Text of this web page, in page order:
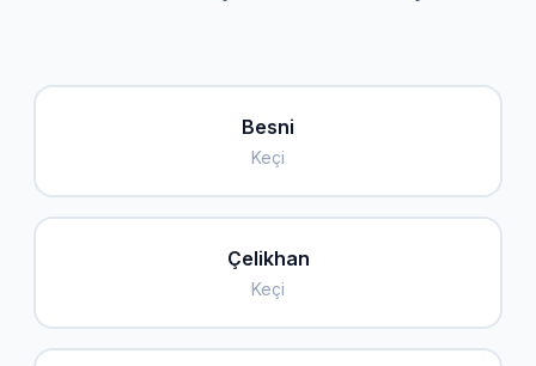
Besni
Keçi
Çelikhan
Keçi